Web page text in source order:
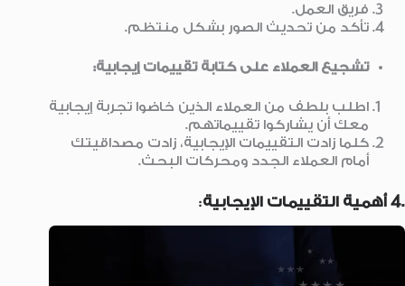
فريق العمل.
تأكد من تحديث الصور بشكل منتظم.
تشجيع العملاء على كتابة تقييمات إيجابية:
اطلب بلطف من العملاء الذين خاضوا تجربة إيجابية
معك أن يشاركوا تقييماتهم.
كلما زادت التقييمات الإيجابية، زادت مصداقيتك
أمام العملاء الجدد ومحركات البحث.
.4 أهمية التقييمات الإيجابية :